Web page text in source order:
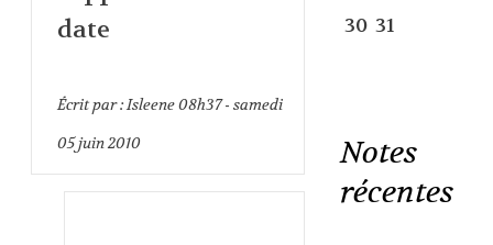
date
Écrit par :Isleene08h37- samedi
05juin 2010
30 31
Notes
récentes